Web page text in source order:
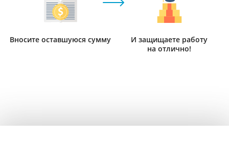
Вносите оставшуюся сумму
И защищаете работу
на отлично!